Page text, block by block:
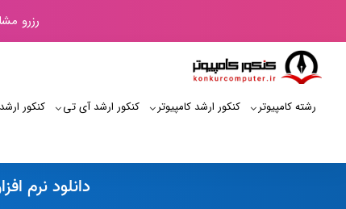
رزرو
رشته کامپیوتر کنکور ارشد کامپیوتر کنکور ارشد آی‌ تی کنکور
دانلود نرم